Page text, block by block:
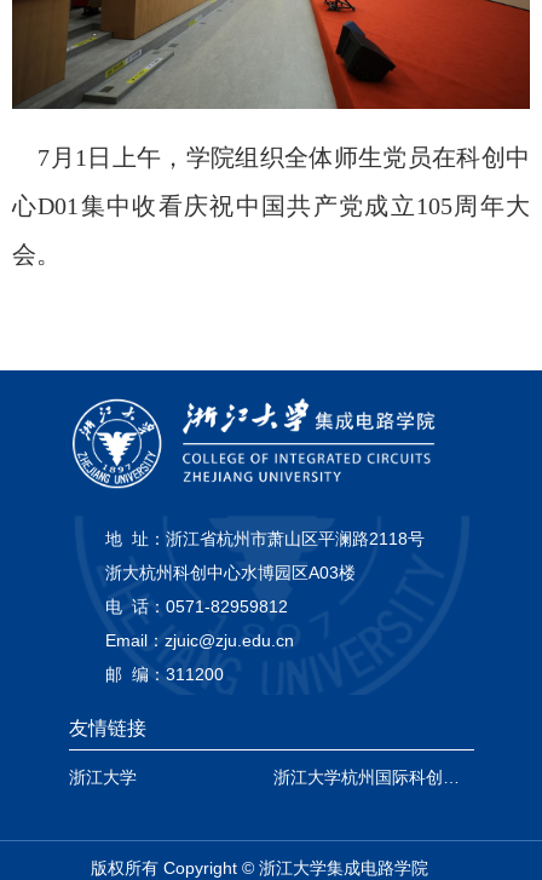
7月1日上午，学院组织全体师生党员在科创中
心D01集中收看庆祝中国共产党成立105周年大
会。
地 址： 浙江省杭州市萧山区平澜路2118号
浙大杭州科创中心水博园区A03楼
电 话： 0571-82959812
Email： zjuic@zju.edu.cn
邮 编： 311200
友情链接
浙江大学 浙江大学杭州国际科创中心
版权所有 Copyright © 浙江大学集成电路学院